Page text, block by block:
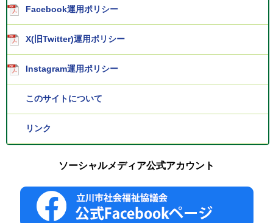
Facebook運用ポリシー
X(旧Twitter)運用ポリシー
Instagram運用ポリシー
このサイトについて
リンク
ソーシャルメディア公式アカウント